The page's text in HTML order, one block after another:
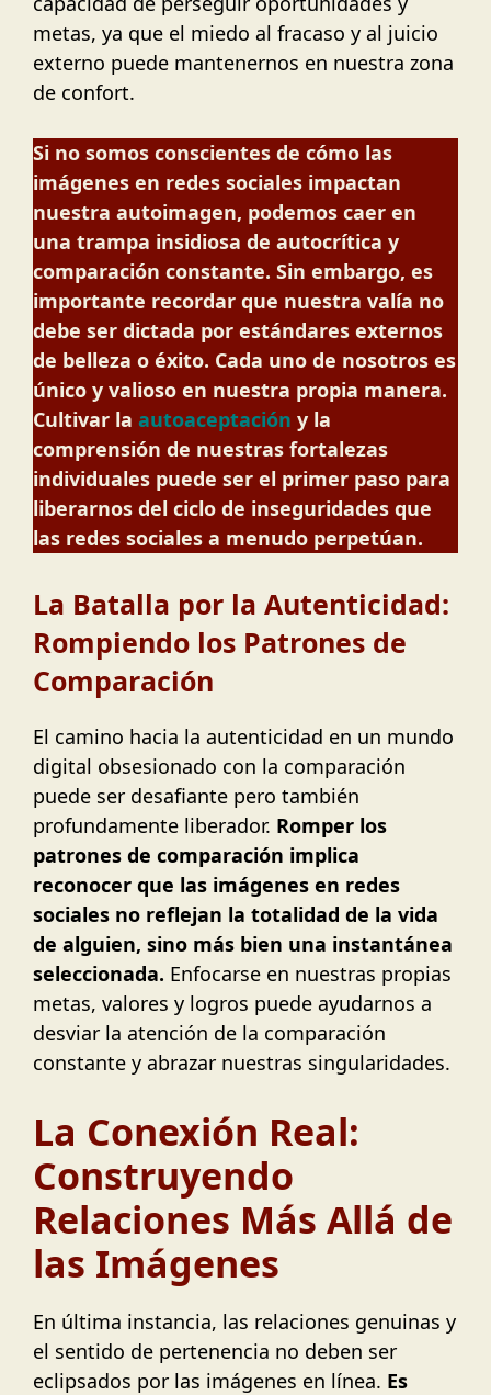
metas, ya que el miedo al fracaso y al juicio
externo puede mantenernos en nuestra zona
de confort.
Si no somos conscientes de cómo las
imágenes en redes sociales impactan
nuestra autoimagen, podemos caer en
una trampa insidiosa de autocrítica y
comparación constante. Sin embargo, es
importante recordar que nuestra valía no
debe ser dictada por estándares externos
de belleza o éxito. Cada uno de nosotros es
único y valioso en nuestra propia manera.
Cultivar la autoaceptación y la
comprensión de nuestras fortalezas
individuales puede ser el primer paso para
liberarnos del ciclo de inseguridades que
las redes sociales a menudo perpetúan.
La Batalla por la Autenticidad:
Rompiendo los Patrones de
Comparación
El camino hacia la autenticidad en un mundo
digital obsesionado con la comparación
puede ser desafiante pero también
profundamente liberador. Romper los
patrones de comparación implica
reconocer que las imágenes en redes
sociales no reflejan la totalidad de la vida
de alguien, sino más bien una instantánea
seleccionada. Enfocarse en nuestras propias
metas, valores y logros puede ayudarnos a
desviar la atención de la comparación
constante y abrazar nuestras singularidades.
La Conexión Real:
Construyendo
Relaciones Más Allá de
las Imágenes
En última instancia, las relaciones genuinas y
el sentido de pertenencia no deben ser
eclipsados por las imágenes en línea. Es